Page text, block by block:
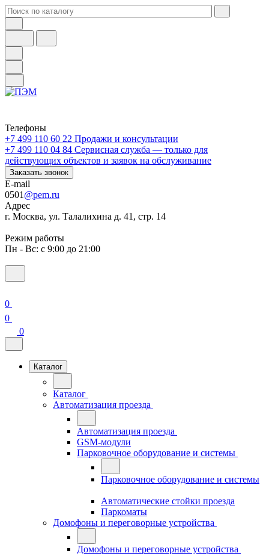
Телефоны
+7 499 110 60 22 Продажи и консультации
+7 499 110 04 84 Сервисная служба — только для
действующих объектов и заявок на обслуживание
Заказать звонок
E-mail
0501 @pem.ru
Адрес
г. Москва, ул. Талалихина д. 41, стр. 14
Режим работы
Пн - Вс: с 9:00 до 21:00
0
0
0
Каталог
Каталог
Автоматизация проезда
Автоматизация проезда
GSM-модули
Парковочное оборудование и системы
Парковочное оборудование и системы
Автоматические стойки проезда
Паркоматы
Домофоны и переговорные устройства
Домофоны и переговорные устройства